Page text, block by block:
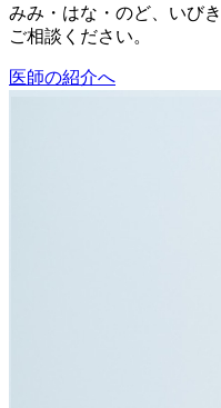
みみ・はな・のど、いび
ご相談ください。
医師の紹介へ